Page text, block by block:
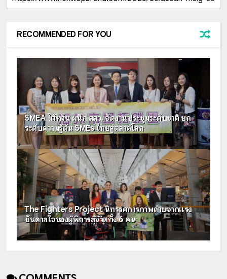
RECOMMENDED FOR YOU
SMEA ไต้หวัน ผนึก สสว. จัดงานประชุมระดับชาติ ยก
ระดับความรู้ดัน SMEs ไทยสู่ตลาดโลก
The Fighters Project นิทรรศการภาพถ่ายจากแรง
บันดาลใจของผู้พิการสู้ชีวิตทั้ง 6 คน